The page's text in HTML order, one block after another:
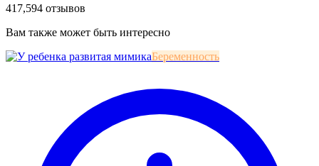
417,594 отзывов
Вам также может быть интересно
Беременность